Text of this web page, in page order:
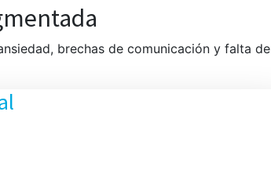
brechas de comunicación y falta de